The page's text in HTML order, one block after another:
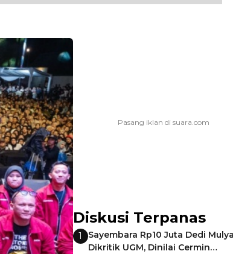
Diskusi Terpanas
1
Sayembara Rp10 Juta Dedi
Dikritik UGM, Dinilai Cermin